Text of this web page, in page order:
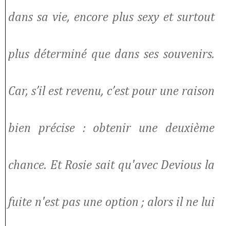
dans sa vie, encore plus sexy et surtout
plus déterminé que dans ses souvenirs.
Car, s’il est revenu, c’est pour une raison
bien précise : obtenir une deuxième
chance. Et Rosie sait qu'avec Devious la
fuite n'est pas une option ; alors il ne lui